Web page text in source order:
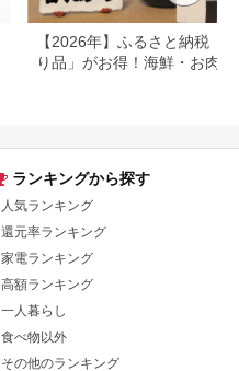
【2026年】ふるさと納税「
り品」がお得！海鮮・お肉・
ランキングから探す
人気ランキング
還元率ランキング
家電ランキング
高額ランキング
一人暮らし
食べ物以外
その他のランキング